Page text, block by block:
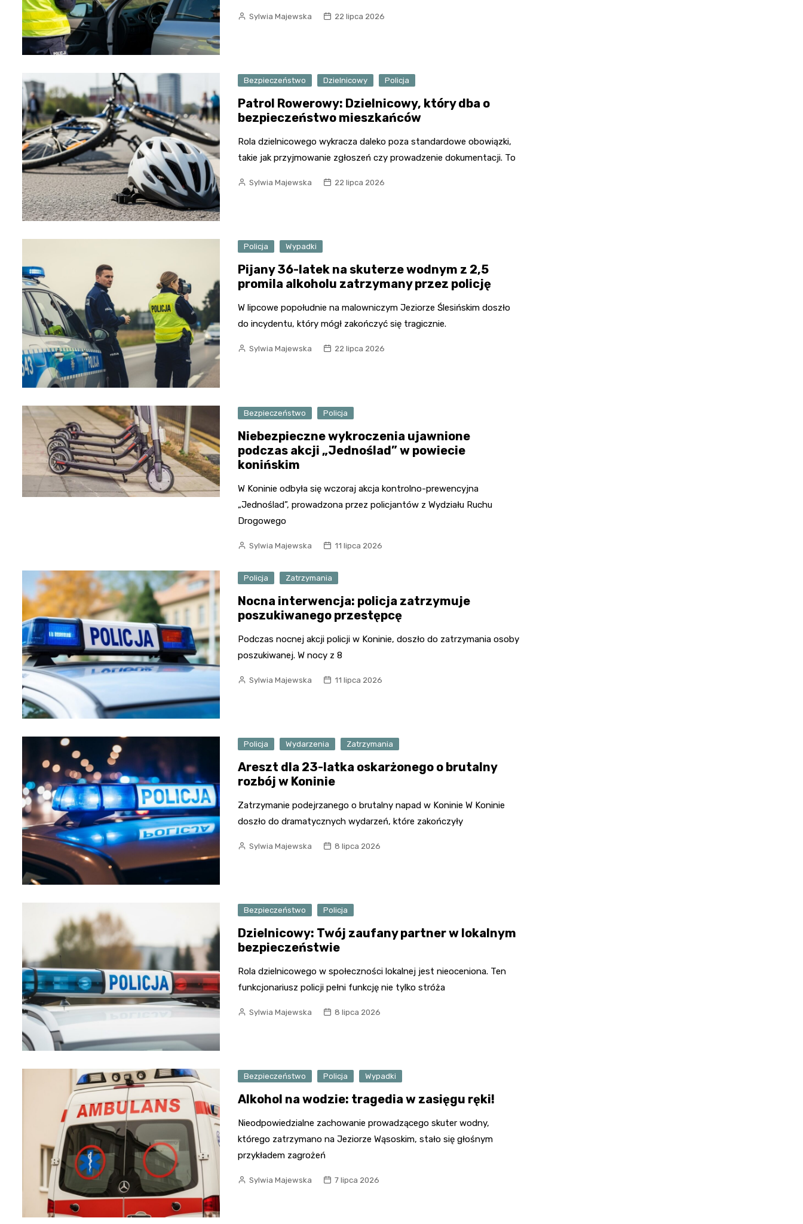
Sylwia Majewska 22 lipca 2026
Bezpieczeństwo Dzielnicowy Policja
Patrol Rowerowy: Dzielnicowy, który dba o
bezpieczeństwo mieszkańców
Rola dzielnicowego wykracza daleko poza standardowe obowiązki,
takie jak przyjmowanie zgłoszeń czy prowadzenie dokumentacji. To
Sylwia Majewska 22 lipca 2026
Policja Wypadki
Pijany 36-latek na skuterze wodnym z 2,5
promila alkoholu zatrzymany przez policję
W lipcowe popołudnie na malowniczym Jeziorze Ślesińskim doszło
do incydentu, który mógł zakończyć się tragicznie.
Sylwia Majewska 22 lipca 2026
Bezpieczeństwo Policja
Niebezpieczne wykroczenia ujawnione
podczas akcji „Jednoślad” w powiecie
konińskim
W Koninie odbyła się wczoraj akcja kontrolno-prewencyjna
„Jednoślad”, prowadzona przez policjantów z Wydziału Ruchu
Drogowego
Sylwia Majewska 11 lipca 2026
Policja Zatrzymania
Nocna interwencja: policja zatrzymuje
poszukiwanego przestępcę
Podczas nocnej akcji policji w Koninie, doszło do zatrzymania osoby
poszukiwanej. W nocy z 8
Sylwia Majewska 11 lipca 2026
Policja Wydarzenia Zatrzymania
Areszt dla 23-latka oskarżonego o brutalny
rozbój w Koninie
Zatrzymanie podejrzanego o brutalny napad w Koninie W Koninie
doszło do dramatycznych wydarzeń, które zakończyły
Sylwia Majewska 8 lipca 2026
Bezpieczeństwo Policja
Dzielnicowy: Twój zaufany partner w lokalnym
bezpieczeństwie
Rola dzielnicowego w społeczności lokalnej jest nieoceniona. Ten
funkcjonariusz policji pełni funkcję nie tylko stróża
Sylwia Majewska 8 lipca 2026
Bezpieczeństwo Policja Wypadki
Alkohol na wodzie: tragedia w zasięgu ręki!
Nieodpowiedzialne zachowanie prowadzącego skuter wodny,
którego zatrzymano na Jeziorze Wąsoskim, stało się głośnym
przykładem zagrożeń
Sylwia Majewska 7 lipca 2026